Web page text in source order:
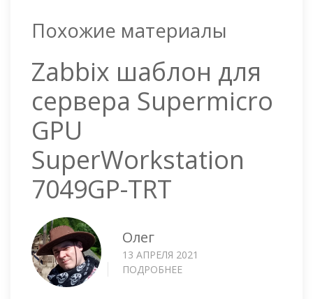
Похожие материалы
Zabbix шаблон для
сервера Supermicro
GPU
SuperWorkstation
7049GP-TRT
Олег
13 АПРЕЛЯ 2021
ПОДРОБНЕЕ